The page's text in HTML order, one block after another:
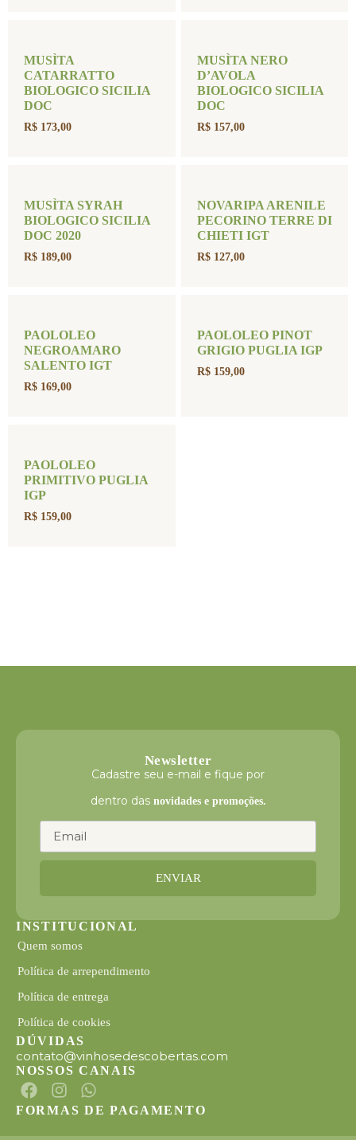
MUSÌTA
CATARRATTO
BIOLOGICO SICILIA
DOC
R$ 173,00
MUSÌTA NERO
D’AVOLA
BIOLOGICO SICILIA
DOC
R$157,00
MUSÌTA SYRAH
BIOLOGICO SICILIA
DOC 2020
R$ 189,00
NOVARIPA ARENILE
PECORINO TERRE DI
CHIETI IGT
R$127,00
PAOLOLEO
NEGROAMARO
SALENTO IGT
R$ 169,00
PAOLOLEO PINOT
GRIGIO PUGLIA IGP
R$159,00
PAOLOLEO
PRIMITIVO PUGLIA
IGP
R$ 159,00
Newsletter
Cadastre seu e-mail e fique por
dentro das novidades e promoções.
ENVIAR
INSTITUCIONAL
Quem somos
Política de arrependimento
Política de entrega
Política de cookies
DÚVIDAS
contato@vinhosedescobertas.com
NOSSOS CANAIS
FORMAS DE PAGAMENTO